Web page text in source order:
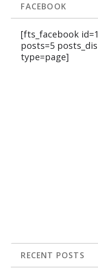
FACEBOOK
[fts_facebook
posts=5
type=page]
RECENT POSTS